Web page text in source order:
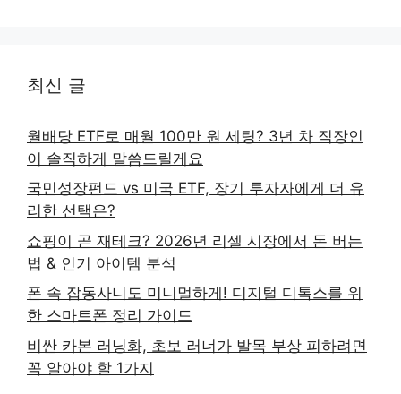
최신 글
월배당 ETF로 매월 100만 원 세팅? 3년 차 직장인
이 솔직하게 말씀드릴게요
국민성장펀드 vs 미국 ETF, 장기 투자자에게 더 유
리한 선택은?
쇼핑이 곧 재테크? 2026년 리셀 시장에서 돈 버는
법 & 인기 아이템 분석
폰 속 잡동사니도 미니멀하게! 디지털 디톡스를 위
한 스마트폰 정리 가이드
비싼 카본 러닝화, 초보 러너가 발목 부상 피하려면
꼭 알아야 할 1가지